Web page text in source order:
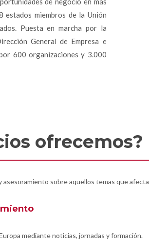
estados miembros de la Unión
Puesta en marcha por la
General de Empresa e
600 organizaciones y 3.000
ofrecemos?
asesoramiento sobre aquellos temas que
mediante noticias, jornadas y formación.